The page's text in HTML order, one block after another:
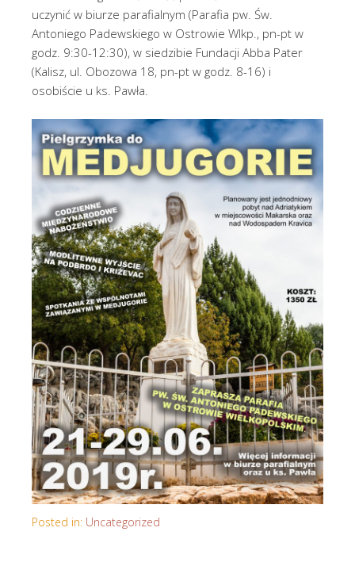
uczynić w biurze parafialnym (Parafia pw. Św.
Antoniego Padewskiego w Ostrowie Wlkp., pn-pt w
godz. 9:30-12:30), w siedzibie Fundacji Abba Pater
(Kalisz, ul. Obozowa 18, pn-pt w godz. 8-16) i
osobiście u ks. Pawła.
Posted in: Uncategorized